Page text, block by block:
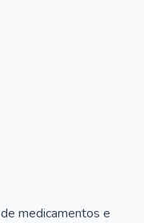
medicamentos e